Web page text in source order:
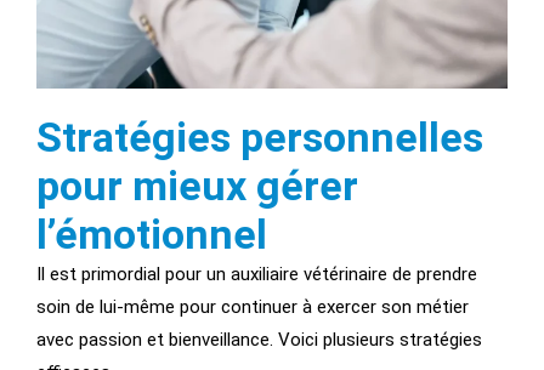
Stratégies personnelles
pour mieux gérer
l’émotionnel
Il est primordial pour un auxiliaire vétérinaire de prendre
soin de lui-même pour continuer à exercer son métier
avec passion et bienveillance. Voici plusieurs stratégies